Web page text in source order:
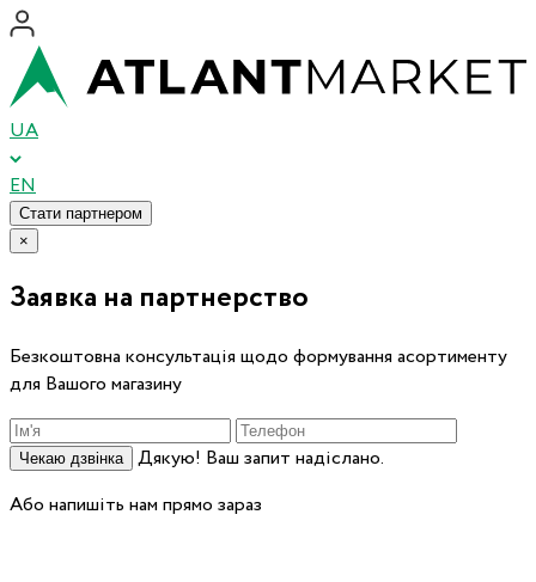
UA
EN
Стати партнером
×
Заявка на партнерство
Безкоштовна консультація щодо формування асортименту
для Вашого магазину
Чекаю дзвінка
Дякую! Ваш запит надіслано.
Або напишіть нам прямо зараз